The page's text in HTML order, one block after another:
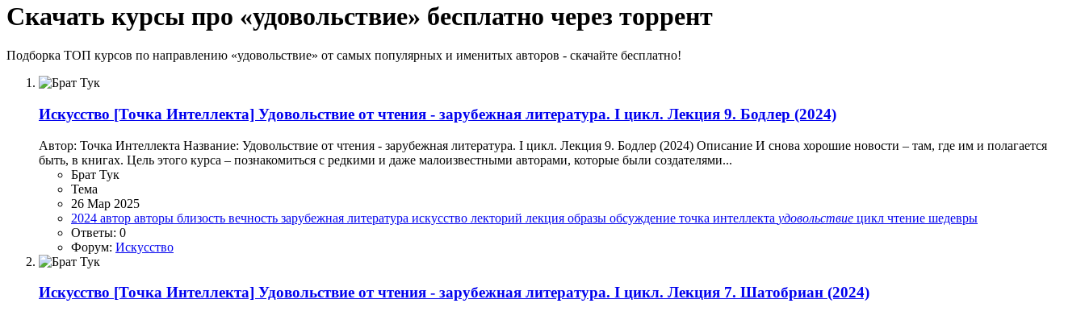
Скачать курсы про «удовольствие» бесплатно через торрент
Подборка ТОП курсов по направлению «удовольствие» от самых популярных и именитых авторов - скачайте бесплатно!
Искусство [Точка Интеллекта] Удовольствие от чтения - зарубежная литература. I цикл. Лекция 9. Бодлер (2024)
Автор: Точка Интеллекта Название: Удовольствие от чтения - зарубежная литература. I цикл. Лекция 9. Бодлер (2024) Описание И снова хорошие новости – там, где им и полагается
быть, в книгах. Цель этого курса – познакомиться с редкими и даже малоизвестными авторами, которые были создателями...
Брат Тук
Тема
26 Мар 2025
2024 автор авторы близость вечность зарубежная литература искусство лекторий лекция образы обсуждение точка интеллекта удовольствие цикл чтение шедевры
Ответы: 0
Форум: Искусство
Искусство [Точка Интеллекта] Удовольствие от чтения - зарубежная литература. I цикл. Лекция 7. Шатобриан (2024)